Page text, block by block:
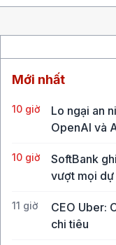
Mới nhất
10 giờ
Lo ngại an
OpenAI và
10 giờ
SoftBank
vượt mọi dự
11 giờ
CEO Uber:
chi tiêu